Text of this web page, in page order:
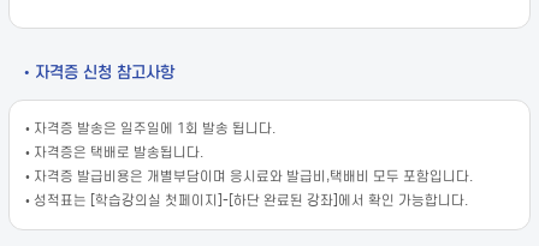
• 자격증 신청 참고사항
• 자격증 발송은 일주일에 1회 발송 됩니다.
• 자격증은 택배로 발송됩니다.
• 자격증 발급비용은 개별부담이며 응시료와 발급비,택배비 모두 포함입니다.
• 성적표는 [학습강의실 첫페이지]-[하단 완료된 강좌]에서 확인 가능합니다.